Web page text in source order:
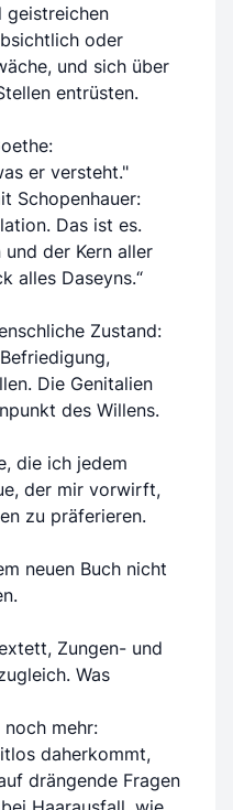
geistreichen
oder
und sich über
entrüsten.
er versteht."
Schopenhauer:
Das ist es.
und der Kern aller
alles Daseyns.“
Zustand:
Die Genitalien
des Willens.
die ich jedem
der mir vorwirft,
zu präferieren.
neuen Buch nicht
Zungen- und
Was
mehr:
daherkommt,
drängende Fragen